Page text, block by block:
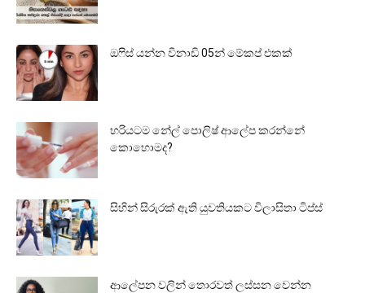
ඔෆිස් යන්න විනාඩි 05න් මේකප් එකක්
හරියටම නේල් පොලිෂ් ආලේප කරන්නේ
කොහොමද?
සිහින් සිරුරක් ඇති යුවතියකට විලාසිතා ටිප්ස්
ආලේපන වලින් තොරවත් ලස්සන වෙන්න